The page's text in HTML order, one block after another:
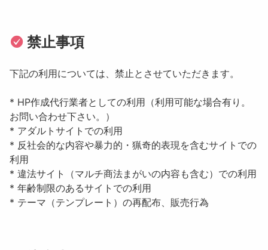
禁止事項
下記の利用については、禁止とさせていただきます。
* HP作成代行業者としての利用（利用可能な場合有り。
お問い合わせ下さい。）
* アダルトサイトでの利用
* 反社会的な内容や暴力的・猟奇的表現を含むサイトでの
利用
* 違法サイト（マルチ商法まがいの内容も含む）での利用
* 年齢制限のあるサイトでの利用
* テーマ（テンプレート）の再配布、販売行為